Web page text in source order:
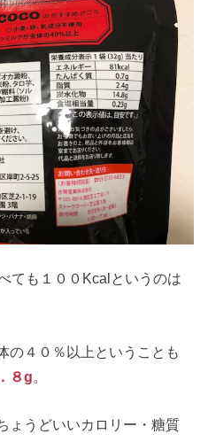
ても１００Kcalというのは
の４０％以上ということも
８g。
ょうどいいカロリー・糖質